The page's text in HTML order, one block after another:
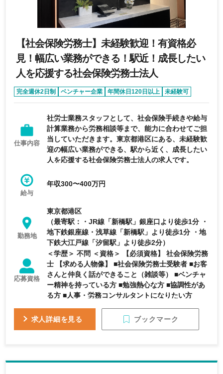
【社会保険労務士】未経験歓迎！有資格必
見！幅広い業務ができる！駅近！成長したい
人を応援する社会保険労務士法人
完全週休2日制 ベンチャー企業 年間休日120日以上
未経験可
女性活躍
仕事内容
社労士業務スタッフとして、社会保険手続きや給与
計算業務から労務相談等まで、能力に合わせてご担
当していただきます。東京都港区にある、未経験歓
迎の幅広い業務ができる、駅から近く、成長したい
人を応援する社会保険労務士法人の求人です。
給与
年収300〜400万円
勤務地
東京都港区
（最寄駅：・JR線「新橋駅」銀座口より徒歩1分 ・
地下鉄銀座線・浅草線「新橋駅」より徒歩1分 ・地
下鉄大江戸線「汐留駅」より徒歩2分）
応募資格
＜学歴＞ 不問 ＜資格＞ 【必須資格】 社会保険労務
士 【求める人物像】 ■社会保険労務士受験者 ■お客
さんと仲良く話ができること（雑談等） ■ベンチャ
ー精神を持っている方 ■勉強熱心な方 ■協調性があ
る方 ■人事・労務コンサルタントになりたい方
求人詳細を見る ブックマーク